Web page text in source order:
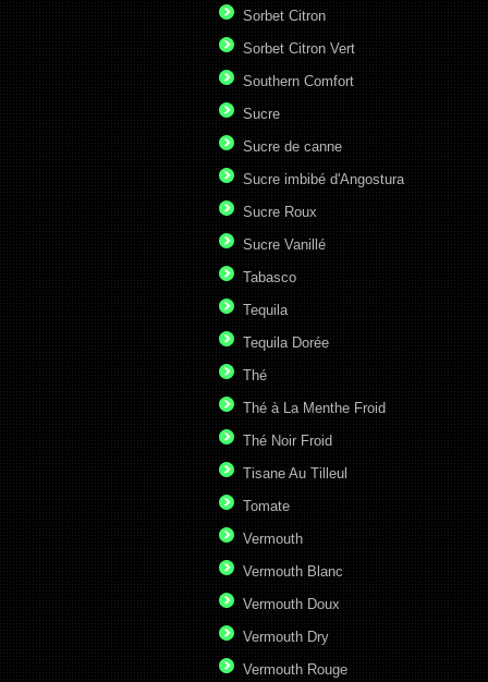
Sorbet Citron
Sorbet Citron Vert
Southern Comfort
Sucre
Sucre de canne
Sucre imbibé d'Angostura
Sucre Roux
Sucre Vanillé
Tabasco
Tequila
Tequila Dorée
Thé
Thé à La Menthe Froid
Thé Noir Froid
Tisane Au Tilleul
Tomate
Vermouth
Vermouth Blanc
Vermouth Doux
Vermouth Dry
Vermouth Rouge